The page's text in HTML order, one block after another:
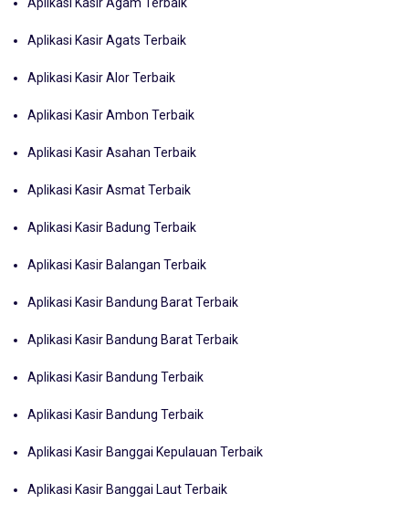
Aplikasi Kasir Agats Terbaik
Aplikasi Kasir Alor Terbaik
Aplikasi Kasir Ambon Terbaik
Aplikasi Kasir Asahan Terbaik
Aplikasi Kasir Asmat Terbaik
Aplikasi Kasir Badung Terbaik
Aplikasi Kasir Balangan Terbaik
Aplikasi Kasir Bandung Barat Terbaik
Aplikasi Kasir Bandung Barat Terbaik
Aplikasi Kasir Bandung Terbaik
Aplikasi Kasir Bandung Terbaik
Aplikasi Kasir Banggai Kepulauan Terbaik
Aplikasi Kasir Banggai Laut Terbaik